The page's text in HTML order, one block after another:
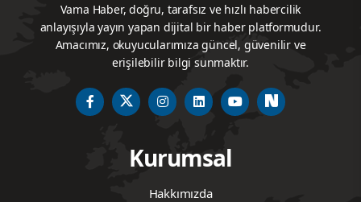
Vama Haber, doğru, tarafsız ve hızlı habercilik
anlayışıyla yayın yapan dijital bir haber platformudur.
Amacımız, okuyucularımıza güncel, güvenilir ve
erişilebilir bilgi sunmaktır.
Kurumsal
Hakkımızda